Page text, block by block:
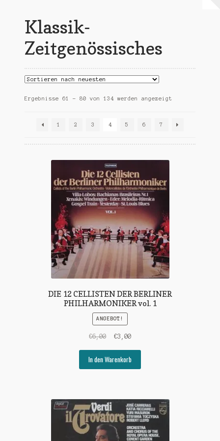
Warenkorb
Mein Konto
öffnen
Klassik-
Zeitgenössisches
Ergebnisse 61 – 80 von 134 werden angezeigt
1
2 3 4 5 6 7
DIE 12 CELLISTEN DER BERLINER
PHILHARMONIKER vol. 1
ANGEBOT!
€6,00
Ursprünglicher
war:
€6,00
€3,00Aktueller
ist:
€3,00.
In den Warenkorb